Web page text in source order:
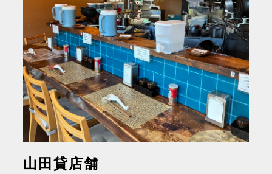
山田貸店舗